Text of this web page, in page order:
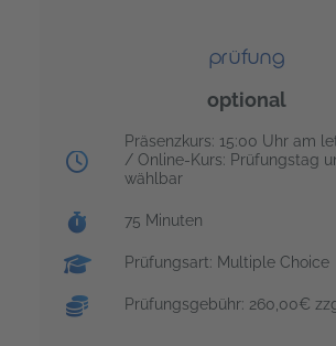
prüfung
optional
Prüfungstag:
Präsenzkurs: 15:00 Uhr am
/ Online-Kurs: Prüfungstag
wählbar
Prüfungsdauer:
75 Minuten
Prüfungsart: Multiple Choice
Prüfungsgebühr: 260,00€